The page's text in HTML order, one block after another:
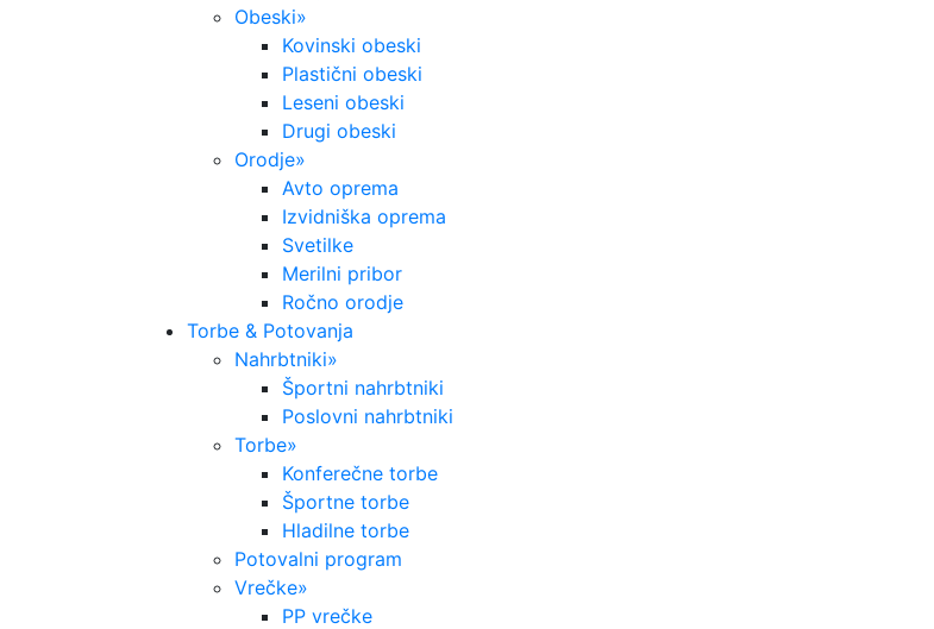
Obeski»
Kovinski obeski
Plastični obeski
Leseni obeski
Drugi obeski
Orodje»
Avto oprema
Izvidniška oprema
Svetilke
Merilni pribor
Ročno orodje
Torbe & Potovanja
Nahrbtniki»
Športni nahrbtniki
Poslovni nahrbtniki
Torbe»
Konferečne torbe
Športne torbe
Hladilne torbe
Potovalni program
Vrečke»
PP vrečke